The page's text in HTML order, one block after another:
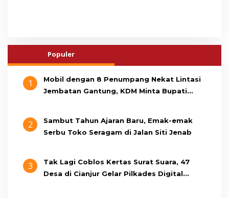
Populer
1
Mobil dengan 8 Penumpang Nekat Lintasi
Jembatan Gantung, KDM Minta Bupati
2
Sambut Tahun Ajaran Baru, Emak-emak
Serbu Toko Seragam di Jalan Siti Jenab
3
Tak Lagi Coblos Kertas Surat Suara, 47
Desa di Cianjur Gelar Pilkades Digital